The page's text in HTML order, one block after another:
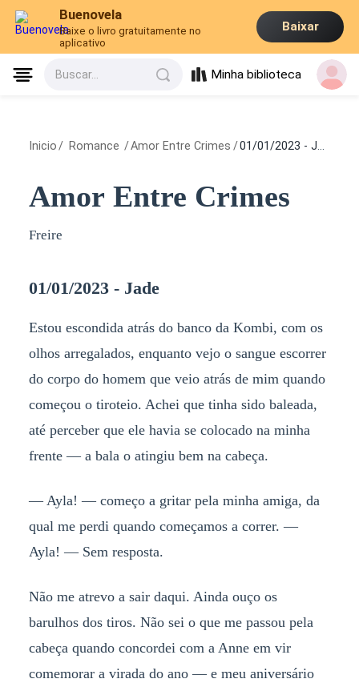
Buenovela
Baixe o livro gratuitamente no
aplicativo
Baixar
Buscar... Minha biblioteca
Inicio / Romance /Amor Entre Crimes /01/01/2023 - Jade
Amor Entre Crimes
Freire
01/01/2023 - Jade
Estou escondida atrás do banco da Kombi, com os
olhos arregalados, enquanto vejo o sangue escorrer
do corpo do homem que veio atrás de mim quando
começou o tiroteio. Achei que tinha sido baleada,
até perceber que ele havia se colocado na minha
frente — a bala o atingiu bem na cabeça.
— Ayla! — começo a gritar pela minha amiga, da
qual me perdi quando começamos a correr. —
Ayla! — Sem resposta.
Não me atrevo a sair daqui. Ainda ouço os
barulhos dos tiros. Não sei o que me passou pela
cabeça quando concordei com a Anne em vir
comemorar a virada do ano — e meu aniversário